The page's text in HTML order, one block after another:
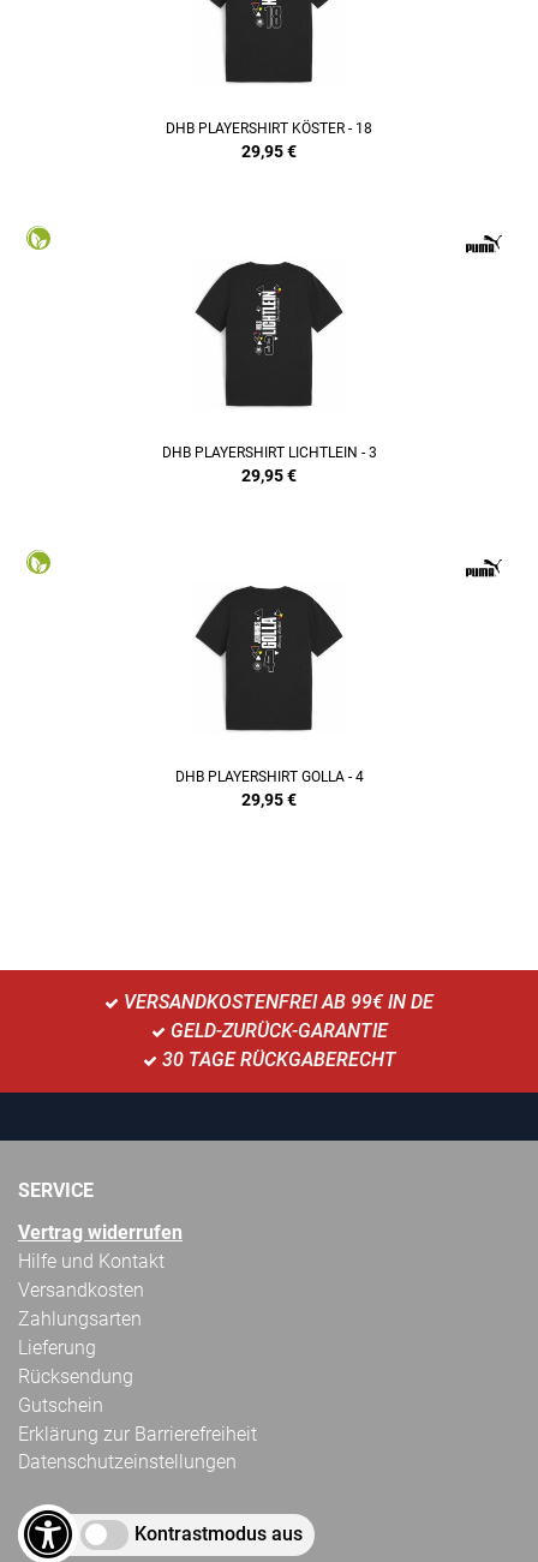
DHB PLAYERSHIRT KÖSTER - 18
29,95€
DHB PLAYERSHIRT LICHTLEIN - 3
29,95€
DHB PLAYERSHIRT GOLLA - 4
29,95€
VERSANDKOSTENFREI AB 99€ IN DE
GELD-ZURÜCK-GARANTIE
30 TAGE RÜCKGABERECHT
SERVICE
Vertrag widerrufen
Hilfe und Kontakt
Versandkosten
Zahlungsarten
Lieferung
Rücksendung
Gutschein
Erklärung zur Barrierefreiheit
Datenschutzeinstellungen
Kontrastmodus aus